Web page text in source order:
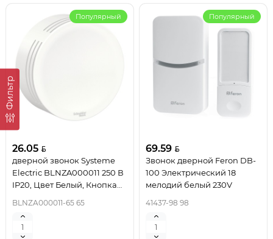
Фильтр
Популярный
26.05
дверной звонок Systeme
Electric BLNZA000011 250 В
IP20, Цвет Белый, Кнопка
BLNZA000011-65 65
Популярный
69.59
Звонок дверной Feron DB-
100 Электрический 18
мелодий белый 230V
41437-98 98